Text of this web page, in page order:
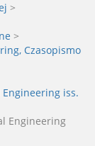
>
>
Czasopismo
iss.
Engineering